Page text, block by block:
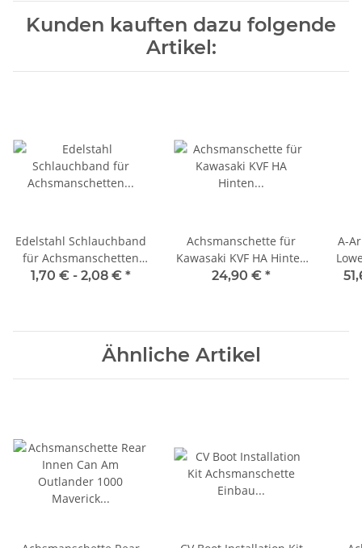
Kunden kauften dazu folgende
Artikel:
Edelstahl Schlauchband
für Achsmanschetten
Lochbandklemme
1,70 € - 2,08 € *
Achsmanschette für
Kawasaki KVF HA Hinten
Außen (Radseite) Can
24,90 € *
A-
Ähnliche Artikel